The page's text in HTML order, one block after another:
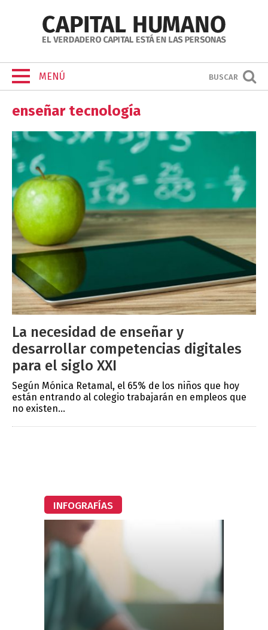
MENÚ BUSCAR
enseñar tecnología
La necesidad de enseñar y
desarrollar competencias digitales
para el siglo XXI
Según Mónica Retamal, el 65% de los niños que hoy
están entrando al colegio trabajarán en empleos que
no existen...
INFOGRAFÍAS